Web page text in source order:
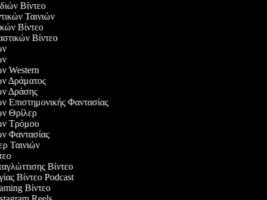
Βίντεο
Ταινιών
Βίντεο
Βίντεο
Western
Δράματος
Δράσης
Επιστημονικής Φαντασίας
Θρίλερ
Τρόμου
Φαντασίας
Ταινιών
Βίντεο
Βίντεο Podcast
Βίντεο